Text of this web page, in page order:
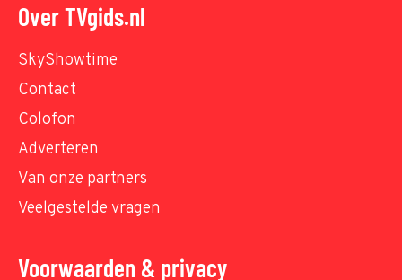
Over TVgids.nl
SkyShowtime
Contact
Colofon
Adverteren
Van onze partners
Veelgestelde vragen
Voorwaarden & privacy